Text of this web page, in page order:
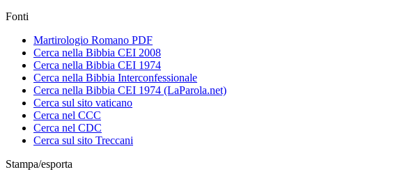
Fonti
Martirologio Romano PDF
Cerca nella Bibbia CEI 2008
Cerca nella Bibbia CEI 1974
Cerca nella Bibbia Interconfessionale
Cerca nella Bibbia CEI 1974 (LaParola.net)
Cerca sul sito vaticano
Cerca nel CCC
Cerca nel CDC
Cerca sul sito Treccani
Stampa/esporta